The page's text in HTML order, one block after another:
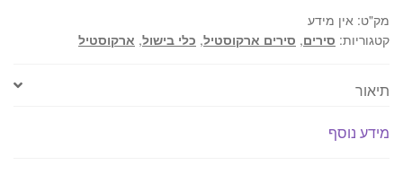
-
מק"ט: אין מידע
קטגוריות: סירים, סירים ארקוסטיל, כלי בישול, ארקוסטיל
תיאור
מידע נוסף